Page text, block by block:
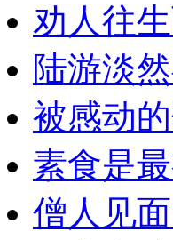
劝人往
陆游淡
被感动
素食是
僧人见